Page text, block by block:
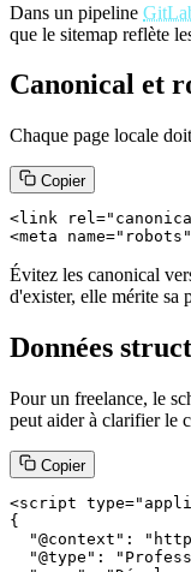
Dans un pipeline
que le sitemap reflète
Canonical et
Chaque page locale
Copier
<link
<meta
Évitez les canonical
d'exister, elle mérite sa
Données
Pour un freelance, le
peut aider à clarifier le
Copier
<script
{
"@context":
"@type":